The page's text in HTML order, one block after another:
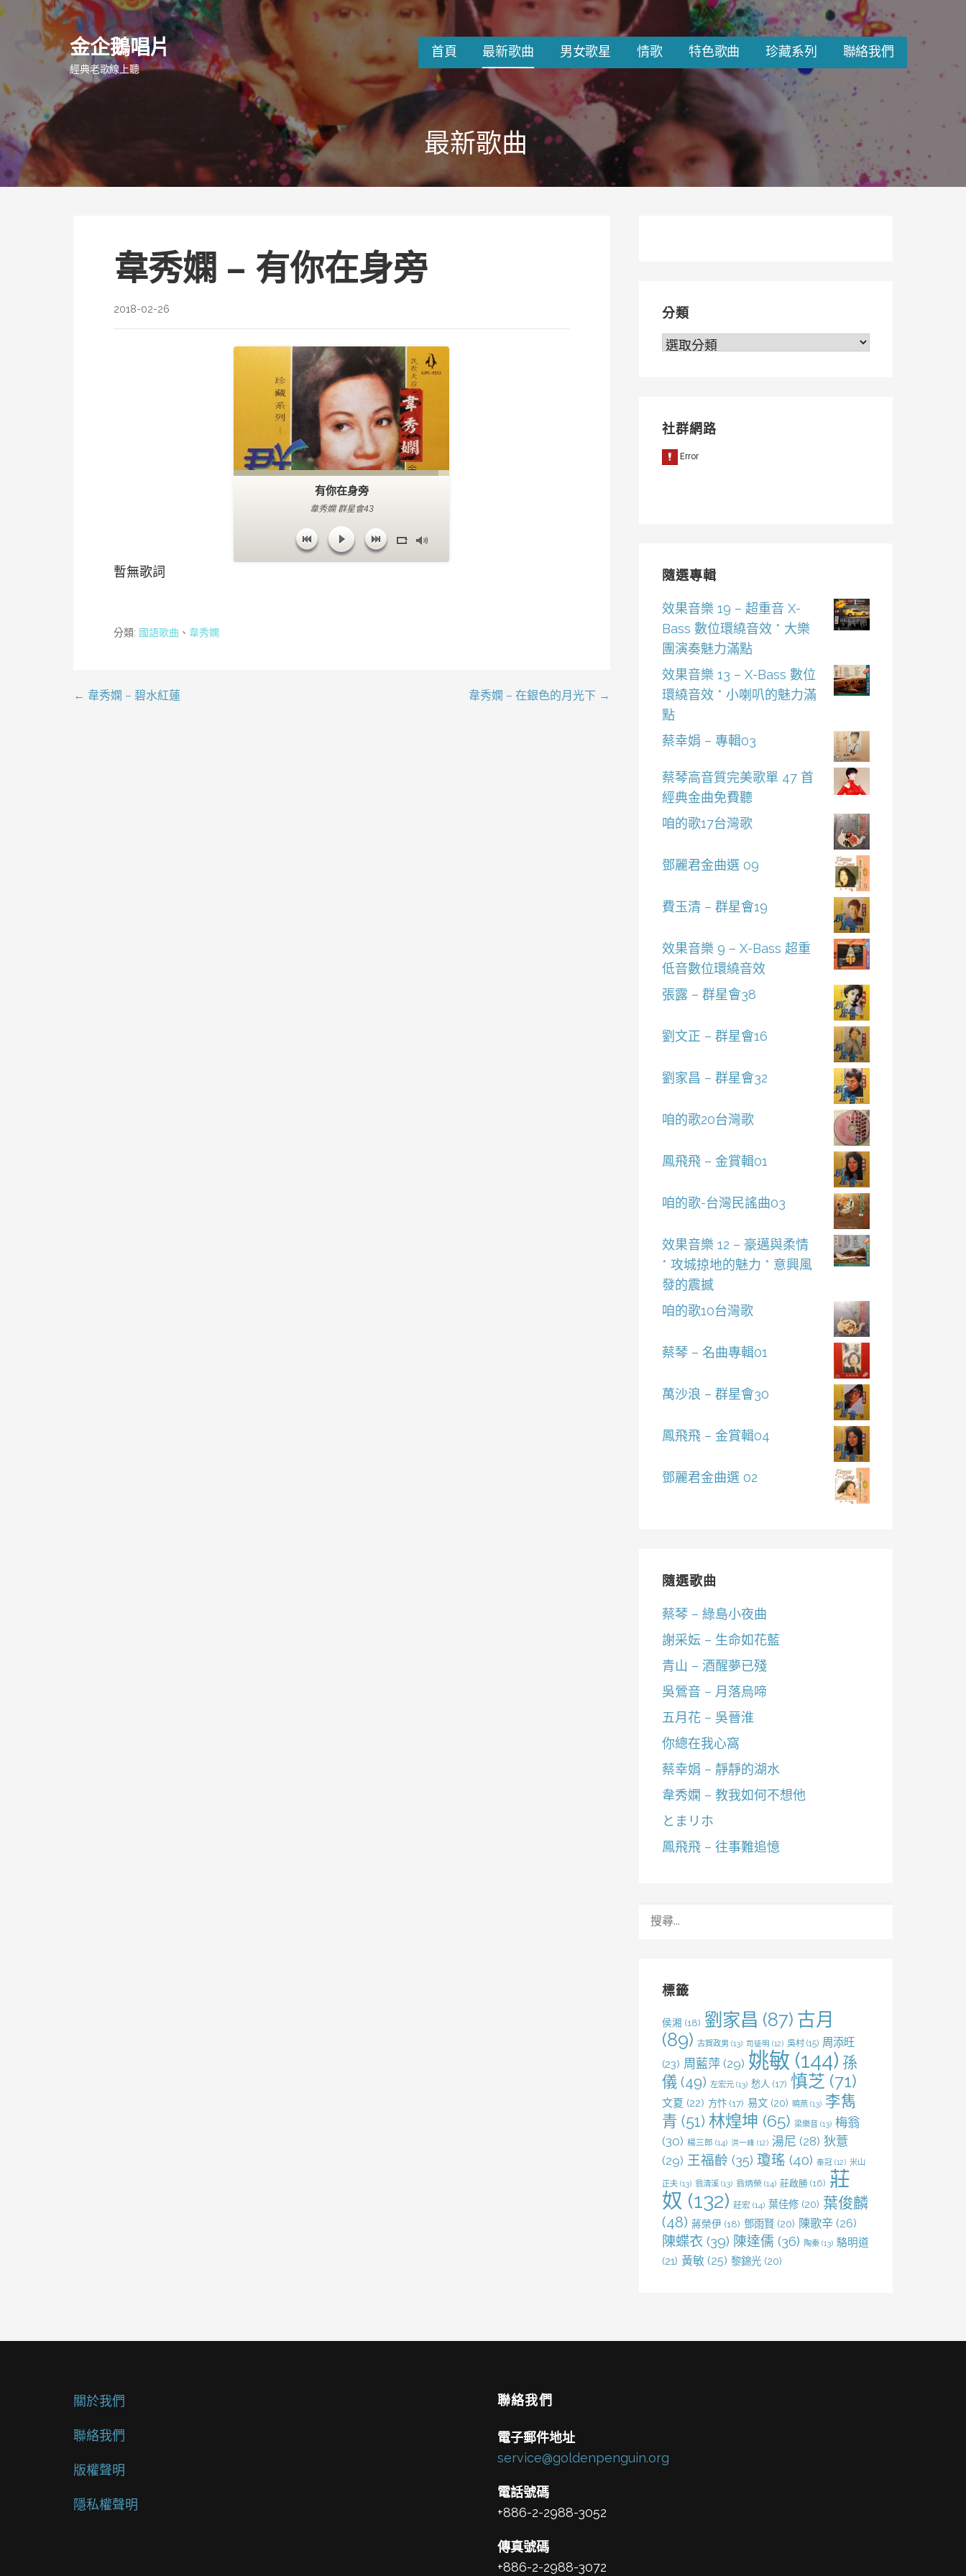
跳
容
金企鵝唱片
經典老歌線上聽
首頁 最新歌曲 男女歌星 情歌 特色歌曲 珍藏系列 聯絡我們
最新歌曲
韋秀嫻 – 有你在身旁
2018-02-26
有你在身旁
韋秀嫻 群星會43
暫無歌詞
分類: 國語歌曲 、 韋秀嫻
文
← 韋秀嫻 – 碧水紅蓮 韋秀嫻 – 在銀色的月光下 →
分類
分
社群網路
隨選專輯
效果音樂 19 – 超重音 X-
Bass 數位環繞音效 * 大樂
團演奏魅力滿點
效果音樂 13 – X-Bass 數位
環繞音效 * 小喇叭的魅力滿
點
蔡幸娟 – 專輯03
蔡琴高音質完美歌單 47 首
經典金曲免費聽
咱的歌17台灣歌
鄧麗君金曲選 09
費玉清 – 群星會19
效果音樂 9 – X-Bass 超重
低音數位環繞音效
張露 – 群星會38
劉文正 – 群星會16
劉家昌 – 群星會32
咱的歌20台灣歌
鳳飛飛 – 金賞輯01
咱的歌-台灣民謠曲03
效果音樂 12 – 豪邁與柔情
* 攻城掠地的魅力 * 意興風
發的震撼
咱的歌10台灣歌
蔡琴 – 名曲專輯01
萬沙浪 – 群星會30
鳳飛飛 – 金賞輯04
鄧麗君金曲選 02
隨選歌曲
蔡琴 – 綠島小夜曲
謝采妘 – 生命如花藍
青山 – 酒醒夢已殘
吳鶯音 – 月落烏啼
五月花 – 吳晉淮
你總在我心窩
蔡幸娟 – 靜靜的湖水
韋秀嫻 – 教我如何不想他
とまリホ
鳳飛飛 – 往事難追憶
標籤
侯湘 (18) 劉家昌 (87) 古月
(89) 古賀政男 (13) 司徒明 (12) 吳村(15) 周添旺
(23) 周藍萍(29) 姚敏 (144) 孫
儀(49) 左宏元(13) 愁人 (17) 慎芝 (71)
文夏 (22) 方忭(17) 易文(20) 曉燕(13) 李雋
青 (51) 林煌坤 (65) 梁樂音(13) 梅翁
(30) 楊三郎 (14) 洪一峰 (12) 湯尼 (28) 狄薏
(29) 王福齡 (35) 瓊瑤 (40) 秦冠 (12) 米山
正夫(13) 翁清溪(13) 翁炳榮 (14) 莊啟勝(16) 莊
奴 (132) 莊宏(14) 葉佳修(20) 葉俊麟
(48) 蔣榮伊 (18) 鄧雨賢(20) 陳歌辛(26)
陳蝶衣(39) 陳達儒 (36) 陶秦(13) 駱明道
(21) 黃敏(25) 黎錦光(20)
關於我們
聯絡我們
版權聲明
隱私權聲明
聯絡我們
電子郵件地址
service@goldenpenguin.org
電話號碼
+886-2-2988-3052
傳真號碼
+886-2-2988-3072